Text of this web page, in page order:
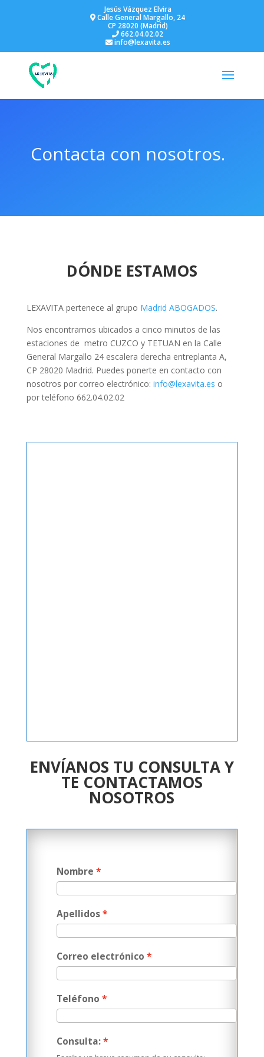
Jesús Vázquez Elvira
Calle General Margallo, 24
CP 28020 (Madrid)
662.04.02.02
info@lexavita.es
Contacta con nosotros.
DÓNDE ESTAMOS
LEXAVITA pertenece al grupo Madrid ABOGADOS.
Nos encontramos ubicados a cinco minutos de las
estaciones de metro CUZCO y TETUAN en la Calle
General Margallo 24 escalera derecha entreplanta A,
CP 28020 Madrid. Puedes ponerte en contacto con
nosotros por correo electrónico: info@lexavita.es o
por teléfono 662.04.02.02
ENVÍANOS TU CONSULTA Y
TE CONTACTAMOS
NOSOTROS
Nombre
Apellidos
Correo electrónico
Teléfono
Consulta: